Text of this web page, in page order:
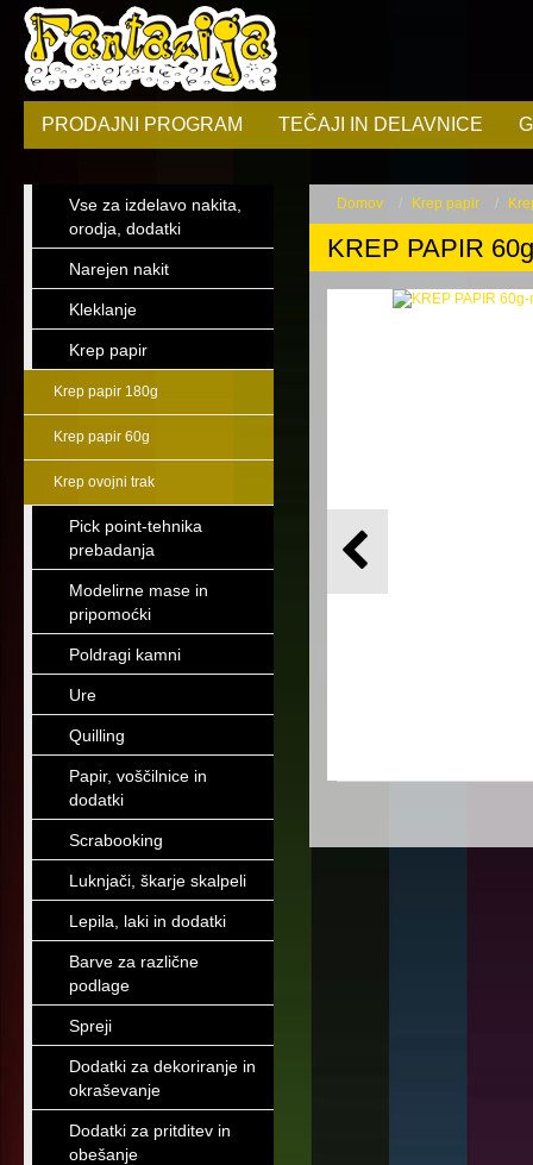
PRODAJNI PROGRAM TEČAJI IN DELAVNICE
Vse za izdelavo nakita,
orodja, dodatki
Narejen nakit
Kleklanje
Krep papir
Krep papir 180g
Krep papir 60g
Krep ovojni trak
Pick point-tehnika
prebadanja
Modelirne mase in
pripomoćki
Poldragi kamni
Ure
Quilling
Papir, voščilnice in
dodatki
Scrabooking
Luknjači, škarje skalpeli
Lepila, laki in dodatki
Barve za različne
podlage
Spreji
Dodatki za dekoriranje in
okraševanje
Dodatki za pritditev in
obešanje
Domov Krep papir
KREP PAPIR